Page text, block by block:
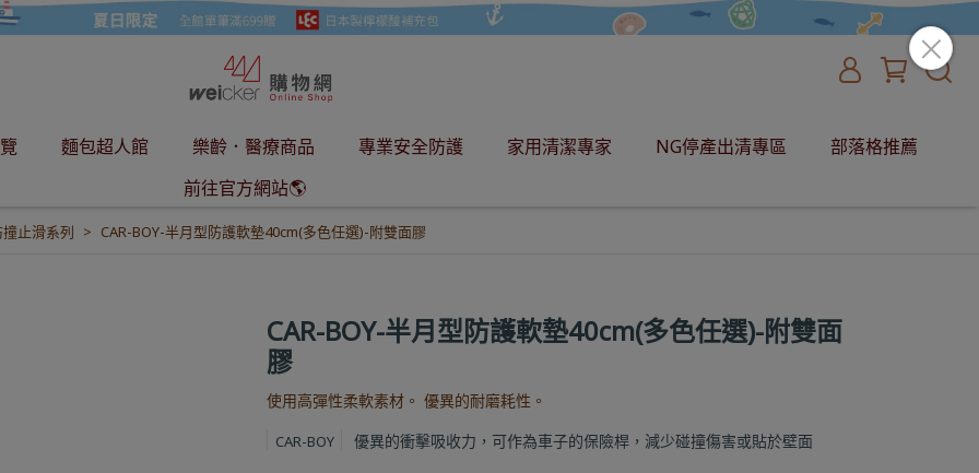
麵包超人館 樂齡．醫療商品 專業安全防護 家用清潔專家 NG停產出清專區
部落格推薦
前往官方網站🌎
止滑系列 CAR-BOY-半月型防護軟墊40cm(多色任選)-附雙面膠
CAR-BOY-半月型防護軟墊40cm(多色任選)-附雙面
膠
使用高彈性柔軟素材。 優異的耐磨耗性。
CAR-BOY 優異的衝擊吸收力，可作為車子的保險桿，減少碰撞傷害或貼於壁面